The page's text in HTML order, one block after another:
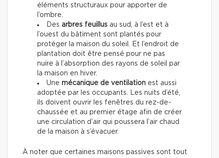
éléments structuraux pour apporter de
l’ombre.
Des arbres feuillus au sud, à l’est et à
l’ouest du bâtiment sont plantés pour
protéger la maison du soleil. Et l’endroit de
plantation doit être pensé pour ne pas
nuire à l’absorption des rayons de soleil par
la maison en hiver.
Une mécanique de ventilation est aussi
adoptée par les occupants. Les nuits d’été,
ils doivent ouvrir les fenêtres du rez-de-
chaussée et au premier étage afin de créer
une circulation d’air qui poussera l’air chaud
de la maison à s’évacuer.
À noter que certaines maisons passives sont tout